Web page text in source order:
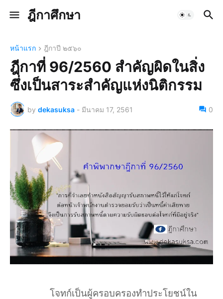
ฎีกาศึกษา
หน้าแรก ฎีกาปี ๒๕๖๐
ฎีกาที่ 96/2560 สำคัญผิดในสิ่ง
ซึ่งเป็นสาระสำคัญแห่งนิติกรรม
by dekasuksa - มีนาคม 17, 2561 0
โจทก์เป็นผู้ครอบครองทำประโยชน์ใน